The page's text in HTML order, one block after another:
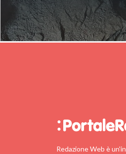
Redazione Web è